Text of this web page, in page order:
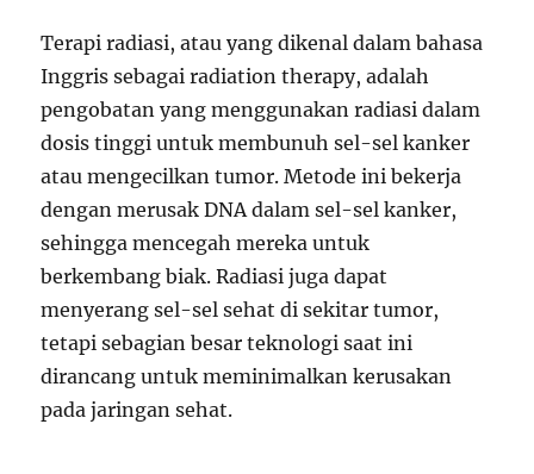
Terapi radiasi, atau yang dikenal dalam bahasa
Inggris sebagai radiation therapy, adalah
pengobatan yang menggunakan radiasi dalam
dosis tinggi untuk membunuh sel-sel kanker
atau mengecilkan tumor. Metode ini bekerja
dengan merusak DNA dalam sel-sel kanker,
sehingga mencegah mereka untuk
berkembang biak. Radiasi juga dapat
menyerang sel-sel sehat di sekitar tumor,
tetapi sebagian besar teknologi saat ini
dirancang untuk meminimalkan kerusakan
pada jaringan sehat.